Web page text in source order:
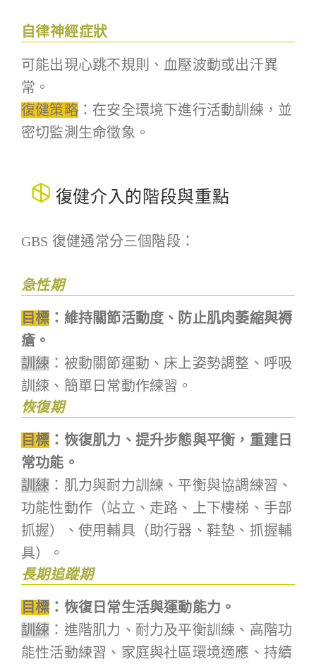
自律神經症狀
可能出現心跳不規則、血壓波動或出汗異
常。
復健策略：在安全環境下進行活動訓練，並
密切監測生命徵象。
復健介入的階段與重點
GBS 復健通常分三個階段：
急性期
目標 ：維持關節活動度、防止肌肉萎縮與褥
瘡。
訓練 ：被動關節運動、床上姿勢調整、呼吸
訓練、簡單日常動作練習。
恢復期
目標 ：恢復肌力、提升步態與平衡，重建日
常功能。
訓練 ：肌力與耐力訓練、平衡與協調練習、
功能性動作（站立、走路、上下樓梯、手部
抓握）、使用輔具（助行器、鞋墊、抓握輔
具）。
長期追蹤期
目標 ：恢復日常生活與運動能力。
訓練 ：進階肌力、耐力及平衡訓練、高階功
能性活動練習、家庭與社區環境適應、持續